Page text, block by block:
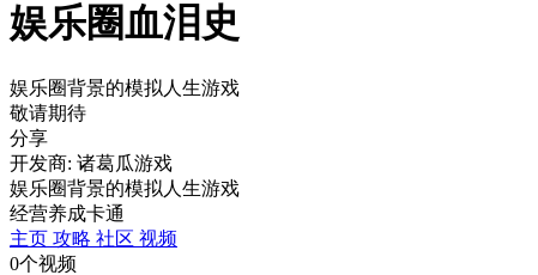
娱乐圈血泪史
娱乐圈背景的模拟人生游戏
敬请期待
分享
开发商: 诸葛瓜游戏
娱乐圈背景的模拟人生游戏
经营养成卡通
主页 攻略 社区 视频
0个视频